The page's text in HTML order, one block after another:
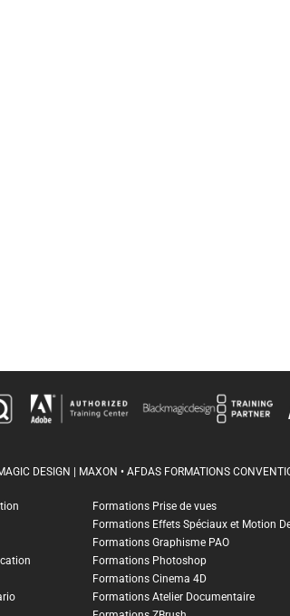
DESIGN | MAXON • AFDAS FORMATIONS
Formations Prise de vues
Formations Effets Spéciaux et Motion
Formations Graphisme PAO
Formations Photoshop
Formations Cinema 4D
Formations Atelier Documentaire